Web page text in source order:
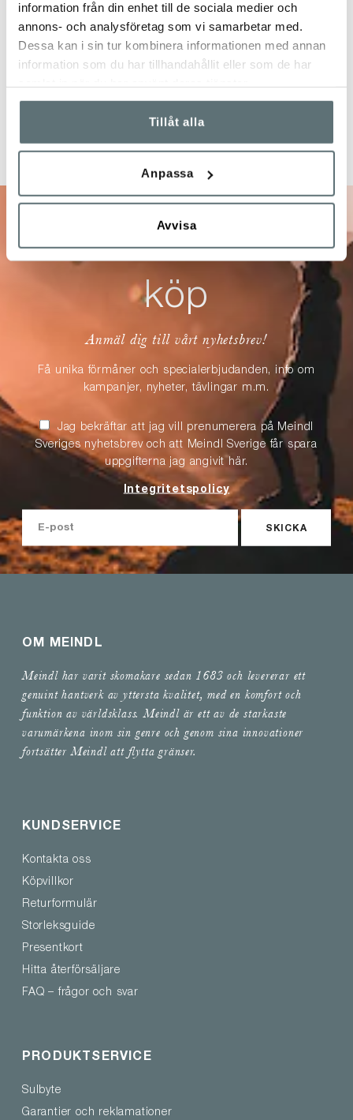
information från din enhet till de sociala medier och
annons- och analysföretag som vi samarbetar med.
Dessa kan i sin tur kombinera informationen med annan
information som du har tillhandahållit eller som de har
Tillåt alla
Anpassa
Avvisa
10% på ditt nästa
köp
Anmäl dig till vårt nyhetsbrev!
Få unika förmåner och specialerbjudanden, info om
kampanjer, nyheter, tävlingar m.m.
Jag bekräftar att jag vill prenumerera på Meindl
Sveriges nyhetsbrev och att Meindl Sverige får spara
uppgifterna jag angivit här.
Integritetspolicy
SKICKA
OM MEINDL
Meindl har varit skomakare sedan 1683 och levererar ett
genuint hantverk av yttersta kvalitet, med en komfort och
funktion av världsklass. Meindl är ett av de starkaste
varumärkena inom sin genre och genom sina innovationer
fortsätter Meindl att flytta gränser.
KUNDSERVICE
Kontakta oss
Köpvillkor
Returformulär
Storleksguide
Presentkort
Hitta återförsäljare
FAQ – frågor och svar
PRODUKTSERVICE
Sulbyte
Garantier och reklamationer